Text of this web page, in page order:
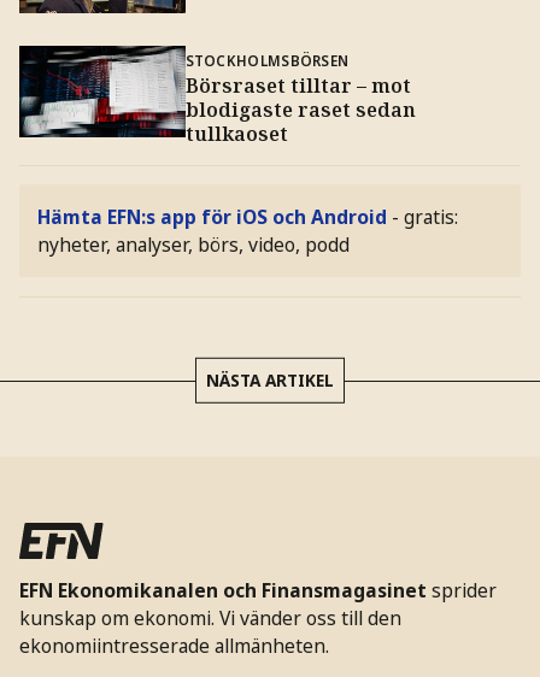
STOCKHOLMSBÖRSEN
Börsraset tilltar – mot
blodigaste raset sedan
tullkaoset
Hämta EFN:s app för iOS och Android - gratis:
nyheter, analyser, börs, video, podd
NÄSTA ARTIKEL
EFN Ekonomikanalen och Finansmagasinet sprider
kunskap om ekonomi. Vi vänder oss till den
ekonomiintresserade allmänheten.